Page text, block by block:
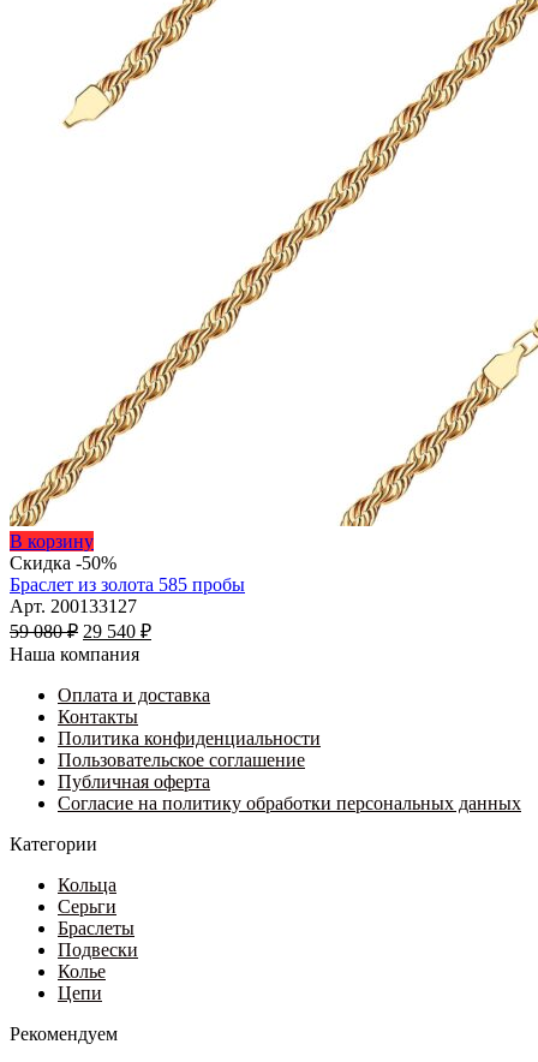
странице
товара.
34
595 ₽
В корзинуЭтот
товар
имеет
несколько
вариаций.
Опции
выбрать
на
странице
товара.
Скидка -50%
Браслет из золота 585 пробы
Арт. 200133127
59 080₽ Первоначальная
цена
59
080 ₽.
29 540 ₽Текущая
540 ₽.
Наша компания
Оплата и доставка
Контакты
Политика конфиденциальности
Пользовательское соглашение
Публичная оферта
Согласие на политику обработки персональных данных
Категории
Кольца
Серьги
Браслеты
Подвески
Колье
Цепи
Рекомендуем